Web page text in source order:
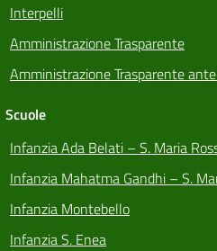
Interpelli
Amministrazione Trasparente
Amministrazione Trasparente
Scuole
Infanzia Ada Belati – S. Maria
Infanzia Mahatma Gandhi – S.
Infanzia Montebello
Infanzia S. Enea